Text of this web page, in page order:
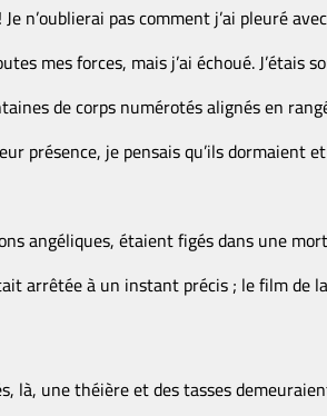
n’oublierai pas comment j’ai pleuré
mes forces, mais j’ai échoué. J’étais
de corps numérotés alignés en
présence, je pensais qu’ils dormaient
angéliques, étaient figés dans une
arrêtée à un instant précis ; le film de
là, une théière et des tasses